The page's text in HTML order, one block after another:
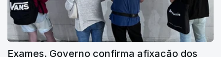
Exames. Governo confirma afixação dos